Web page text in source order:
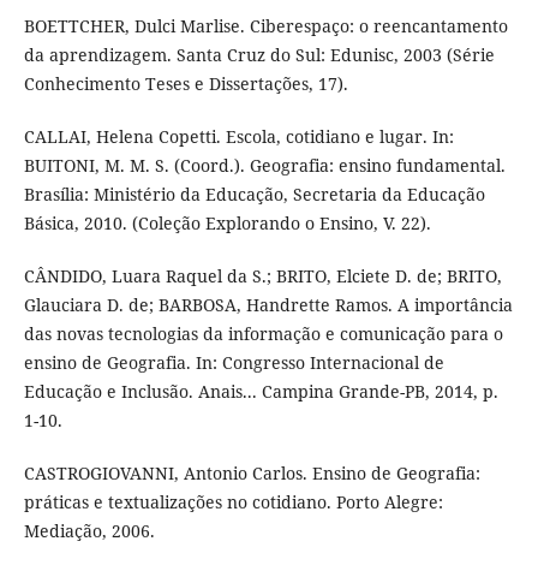
BOETTCHER, Dulci Marlise. Ciberespaço: o reencantamento
da aprendizagem. Santa Cruz do Sul: Edunisc, 2003 (Série
Conhecimento Teses e Dissertações, 17).
CALLAI, Helena Copetti. Escola, cotidiano e lugar. In:
BUITONI, M. M. S. (Coord.). Geografia: ensino fundamental.
Brasília: Ministério da Educação, Secretaria da Educação
Básica, 2010. (Coleção Explorando o Ensino, V. 22).
CÂNDIDO, Luara Raquel da S.; BRITO, Elciete D. de; BRITO,
Glauciara D. de; BARBOSA, Handrette Ramos. A importância
das novas tecnologias da informação e comunicação para o
ensino de Geografia. In: Congresso Internacional de
Educação e Inclusão. Anais... Campina Grande-PB, 2014, p.
1-10.
CASTROGIOVANNI, Antonio Carlos. Ensino de Geografia:
práticas e textualizações no cotidiano. Porto Alegre:
Mediação, 2006.